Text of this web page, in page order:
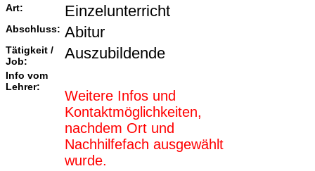
Art: Einzelunterricht
Abschluss: Abitur
Tätigkeit /
Job:
Auszubildende
Info vom
Lehrer:
Weitere Infos und
Kontaktmöglichkeiten,
nachdem Ort und
Nachhilfefach ausgewählt
wurde.